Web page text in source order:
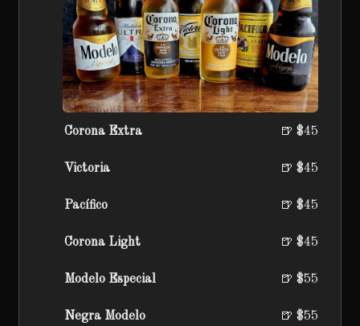
Corona Extra 🍺 $45
Victoria 🍺 $45
Pacífico 🍺 $45
Corona Light 🍺 $45
Modelo Especial 🍺 $55
Negra Modelo 🍺 $55